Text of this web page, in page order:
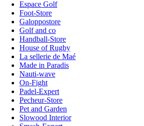
Espace Golf
Foot-Store
Galoppostore
Golf and co
Handball-Store
House of Rugby
La sellerie de Maé
Made in Paradis
Nauti-wave
On-Fight
Padel-Expert
Pecheur-Store
Pet and Garden
Slowood Interior